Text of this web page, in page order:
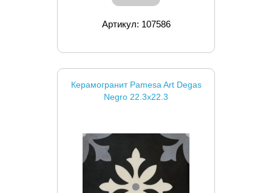
Артикул: 107586
Керамогранит Pamesa Art Degas
Negro 22.3x22.3